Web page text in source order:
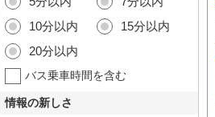
10分以内
15分以内
20分以内
バス乗車時間を含む
情報の新しさ